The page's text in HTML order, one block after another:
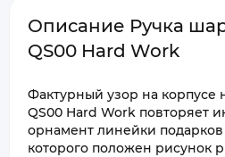
Описание Ручка
QS00 Hard Work
Фактурный узор на корпусе
QS00 Hard Work повторяет
орнамент линейки подарков
которого положен рисунок